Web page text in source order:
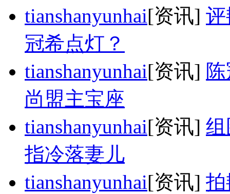
tianshanyunhai[资讯]
冠希点灯？
tianshanyunhai[资讯]
尚盟主宝座
tianshanyunhai[资讯]
指冷落妻儿
tianshanyunhai[资讯]